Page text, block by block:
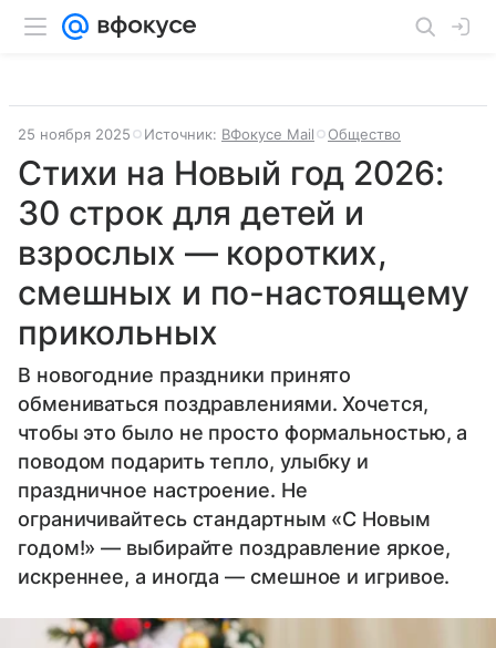
25 ноября 2025 Источник: ВФокусе Mail Общество
Стихи на Новый год 2026:
30 строк для детей и
взрослых — коротких,
смешных и по-настоящему
прикольных
В новогодние праздники принято
обмениваться поздравлениями. Хочется,
чтобы это было не просто формальностью, а
поводом подарить тепло, улыбку и
праздничное настроение. Не
ограничивайтесь стандартным «С Новым
годом!» — выбирайте поздравление яркое,
искреннее, а иногда — смешное и игривое.